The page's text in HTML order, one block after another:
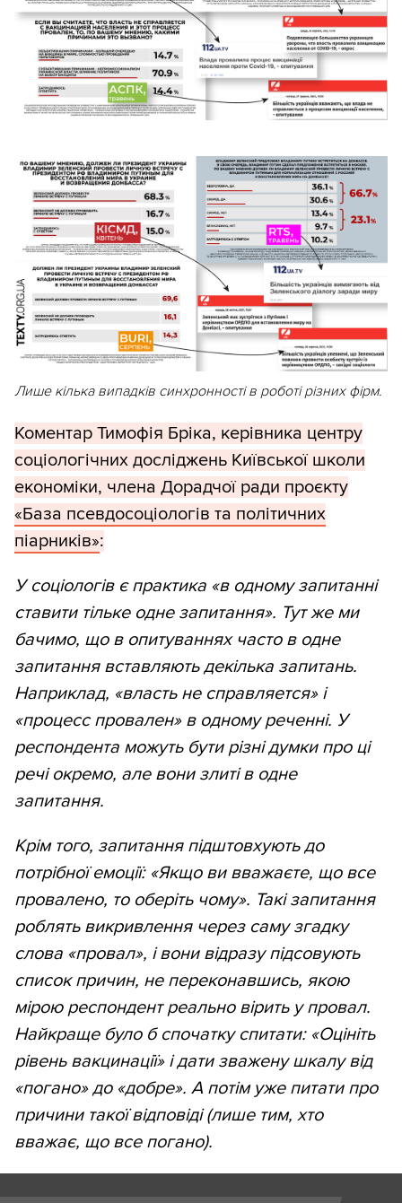
Лише кілька випадків синхронності в роботі різних фірм.
Коментар Тимофія Бріка, керівника центру
соціологічних досліджень Київської школи
економіки, члена Дорадчої ради проєкту
«База псевдосоціологів та політичних
піарників»:
У соціологів є практика «в одному запитанні
ставити тільке одне запитання». Тут же ми
бачимо, що в опитуваннях часто в одне
запитання вставляють декілька запитань.
Наприклад, «власть не справляется» і
«процесс провален» в одному реченні. У
респондента можуть бути різні думки про ці
речі окремо, але вони злиті в одне
запитання.
Крім того, запитання підштовхують до
потрібної емоції: «Якщо ви вважаєте, що все
провалено, то оберіть чому». Такі запитання
роблять викривлення через саму згадку
слова «провал», і вони відразу підсовують
список причин, не переконавшись, якою
мірою респондент реально вірить у провал.
Найкраще було б спочатку спитати: «Оцініть
рівень вакцинації» і дати зважену шкалу від
«погано» до «добре». А потім уже питати про
причини такої відповіді (лише тим, хто
вважає, що все погано).